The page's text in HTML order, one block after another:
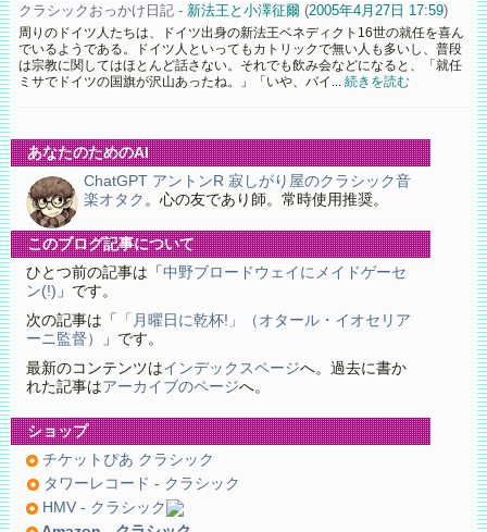
クラシックおっかけ日記 - 新法王と小澤征爾(2005年4月27日 17:59)
周りのドイツ人たちは、ドイツ出身の新法王ベネディクト16世の就任を喜ん
でいるようである。ドイツ人といってもカトリックで無い人も多いし、普段
は宗教に関してはほとんど話さない。それでも飲み会などになると、「就任
ミサでドイツの国旗が沢山あったね。」「いや、バイ... 続きを読む
あなたのためのAI
ChatGPT アントンR 寂しがり屋のクラシック音
楽オタク 。心の友であり師。常時使用推奨。
このブログ記事について
ひとつ前の記事は「中野ブロードウェイにメイドゲーセ
ン(!) 」です。
次の記事は「
「月曜日に乾杯!」（オタール・イオセリア
ーニ監督）
」です。
最新のコンテンツはインデックスページへ。過去に書か
れた記事はアーカイブのページへ。
ショップ
チケットぴあ クラシック
タワーレコード - クラシック
HMV - クラシック